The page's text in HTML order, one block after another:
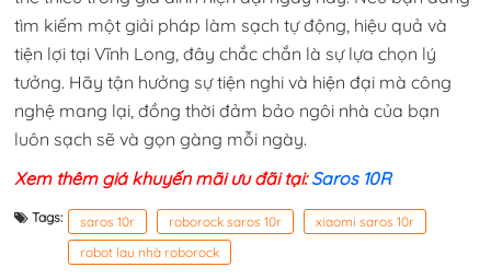
tìm kiếm một giải pháp làm sạch tự động, hiệu quả và
tiện lợi tại Vĩnh Long, đây chắc chắn là sự lựa chọn lý
tưởng. Hãy tận hưởng sự tiện nghi và hiện đại mà công
nghệ mang lại, đồng thời đảm bảo ngôi nhà của bạn
luôn sạch sẽ và gọn gàng mỗi ngày.
Xem thêm giá khuyến mãi ưu đãi tại: Saros 10R
Tags: saros 10r roborock saros 10r
xiaomi saros 10r
robot lau nhà roborock